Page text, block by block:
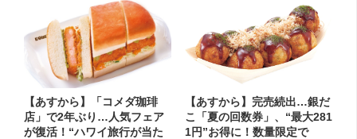
【あすから】「コメダ珈琲
店」で2年ぶり…人気フェア
が復活！“ハワイ旅行が当た
【あすから】完売続出…銀だ
こ「夏の回数券」、“最大281
1円”お得に！数量限定で